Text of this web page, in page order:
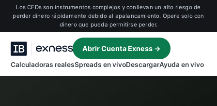
Los CFDs son instrumentos complejos y conllevan un alto riesgo de
perder dinero rápidamente debido al apalancamiento. Opere solo con
dinero que pueda permitirse perder.
Calculadoras realesSpreads en vivoDescargarAyuda en vivo
Abrir Cuenta Exness →